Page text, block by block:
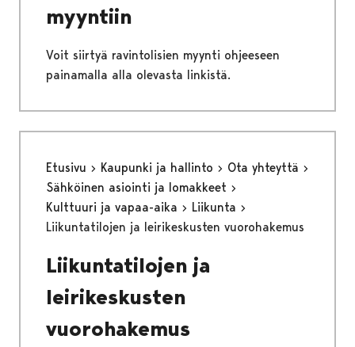
myyntiin
Voit siirtyä ravintolisien myynti ohjeeseen
painamalla alla olevasta linkistä.
Etusivu Kaupunki ja hallinto
Ota yhteyttä
Sähköinen asiointi ja lomakkeet
Kulttuuri ja vapaa-aika
Liikunta
Liikuntatilojen ja leirikeskusten vuorohakemus
Liikuntatilojen ja
leirikeskusten
vuorohakemus